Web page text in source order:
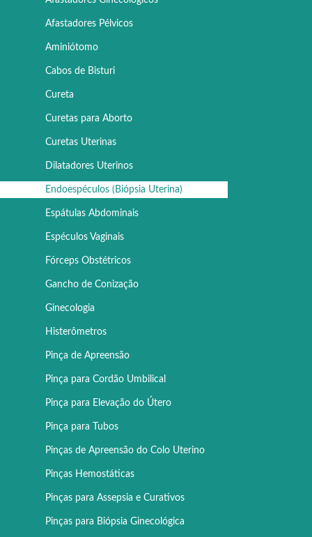
Afastadores Pélvicos
Aminiótomo
Cabos de Bisturi
Cureta
Curetas para Aborto
Curetas Uterinas
Dilatadores Uterinos
Endoespéculos (Biópsia Uterina)
Espátulas Abdominais
Espéculos Vaginais
Fórceps Obstétricos
Gancho de Conização
Ginecologia
Histerômetros
Pinça de Apreensão
Pinça para Cordão Umbilical
Pinça para Elevação do Útero
Pinça para Tubos
Pinças de Apreensão do Colo Uterino
Pinças Hemostáticas
Pinças para Assepsia e Curativos
Pinças para Biópsia Ginecológica